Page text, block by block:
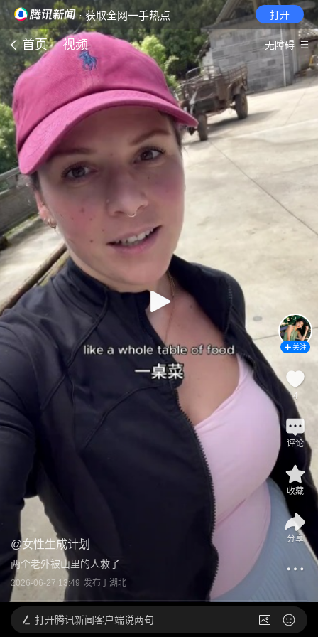
· 获取全网一手热点 打开
首页 视频 无障碍
@女性生成计划
两个老外被山里的人救了
2026-06-27 13:49 发布于湖北
关注
4
评论
收藏
分享
打开腾讯新闻客户端说两句